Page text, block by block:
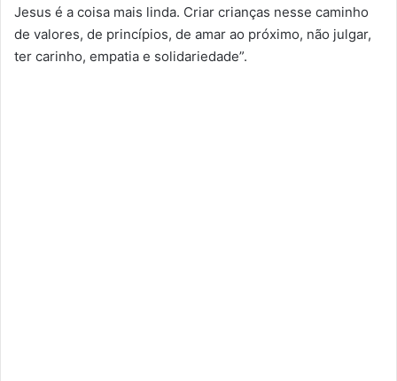
Jesus é a coisa mais linda. Criar crianças nesse caminho
de valores, de princípios, de amar ao próximo, não julgar,
ter carinho, empatia e solidariedade”.